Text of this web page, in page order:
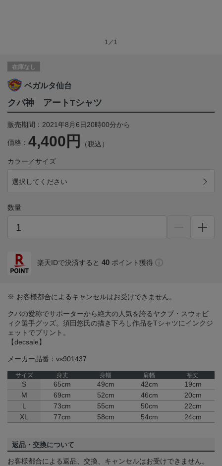
1／1
在庫なし
ベガルタ仙台
クバ神 アートTシャツ
販売期間：2021年8月6日20時00分から
価格： 4,400円 （税込）
カラー／サイズ
選択してください
数量
楽天IDで決済すると 40 ポイント獲得
※ お客様都合によるキャンセルはお受けできません。
クバの愛称でサポーターから絶大の人気を誇るヤクブ・スウォビ
ィク選手グッズ。須田悠氏の描き下ろし作品をTシャツにインクジ
ェットでプリント。
【decsale】
メーカー品番：vs901437
サイズ 身丈 身幅 肩幅 袖丈
S 65cm 49cm 42cm
19cm
M
69cm 52cm 46cm
20cm
L
73cm 55cm 50cm
22cm
XL
77cm 58cm 54cm 24cm
返品・交換について
お客様都合による返品、交換、キャンセルはお受けできません。